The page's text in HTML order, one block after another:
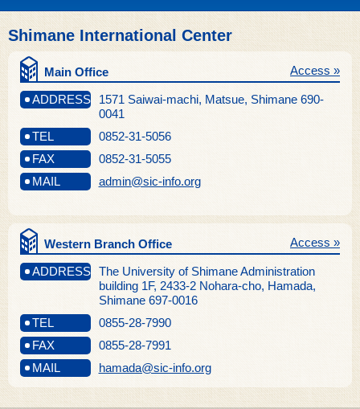
Shimane International Center
Main Office
ADDRESS
1571 Saiwai-machi, Matsue, Shimane 690-
0041
Access »
TEL
0852-31-5056
FAX
0852-31-5055
MAIL
admin@sic-info.org
Western Branch Office
ADDRESS The University of Shimane Administration
building 1F, 2433-2 Nohara-cho, Hamada,
Shimane 697-0016
Access »
TEL
0855-28-7990
FAX
0855-28-7991
MAIL
hamada@sic-info.org